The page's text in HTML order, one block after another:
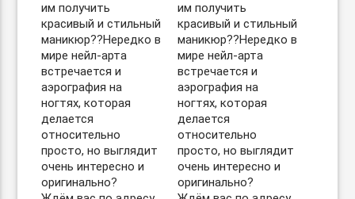
им получить
красивый и стильный
маникюр??Нередко в
мире нейл-арта
встречается и
аэрография на
ногтях, которая
делается
относительно
просто, но выглядит
очень интересно и
оригинально? ⠀
им получить
красивый и стильный
маникюр??Нередко в
мире нейл-арта
встречается и
аэрография на
ногтях, которая
делается
относительно
просто, но выглядит
очень интересно и
оригинально? ⠀